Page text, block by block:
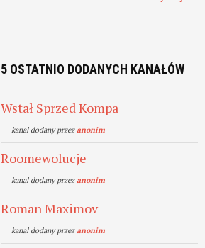
5 OSTATNIO DODANYCH KANAŁÓW
Wstał Sprzed Kompa
kanal dodany przezanonim
Roomewolucje
kanal dodany przezanonim
Roman Maximov
kanal dodany przezanonim